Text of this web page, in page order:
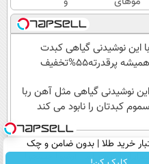
پرپشت به
خود هدیه
دهید🌱
شامپوجلبک40%تخفیف
گزارش
عملکرد
گروه
اسنپ
۱۴۰۴
با این نوشیدنی گیاهی کبدت
همیشه پرقدرته55%تخفیف
این نوشیدنی گیاهی مثل آهن ربا
سموم کبدتان را نابود می کند
تماس با ما